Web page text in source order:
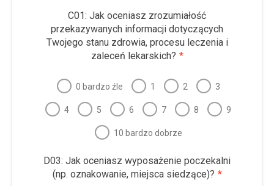
C01: Jak oceniasz zrozumiałość
przekazywanych informacji dotyczących
Twojego stanu zdrowia, procesu leczenia i
zaleceń lekarskich? *
0 bardzo źle 1 2 3
4 5 6 7 8 9
10 bardzo dobrze
D03: Jak oceniasz wyposażenie poczekalni
(np. oznakowanie, miejsca siedzące)? *